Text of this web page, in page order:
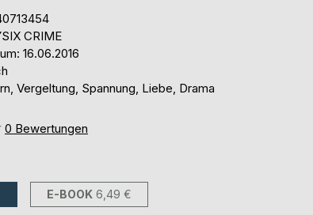
CRIME
16.06.2016
Vergeltung, Spannung, Liebe, Drama
0 Bewertungen
E-BOOK 6,49 €